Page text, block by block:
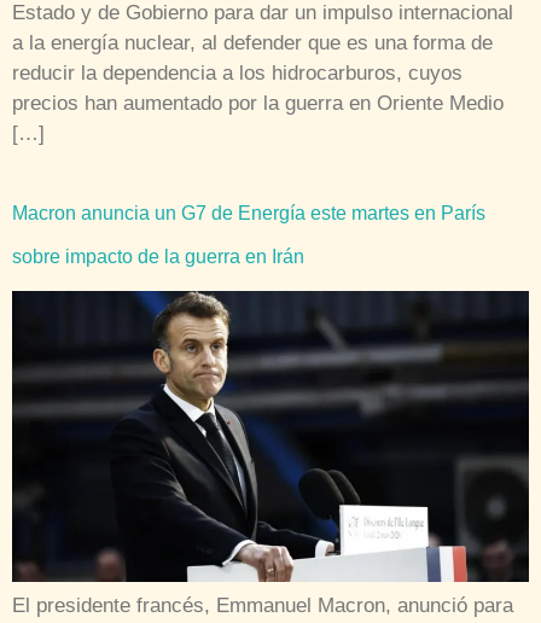
Estado y de Gobierno para dar un impulso internacional
a la energía nuclear, al defender que es una forma de
reducir la dependencia a los hidrocarburos, cuyos
precios han aumentado por la guerra en Oriente Medio
[…]
Macron anuncia un G7 de Energía este martes en París
sobre impacto de la guerra en Irán
El presidente francés, Emmanuel Macron, anunció para